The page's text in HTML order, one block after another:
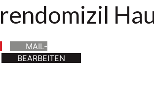
MAIL-
BEARBEITEN